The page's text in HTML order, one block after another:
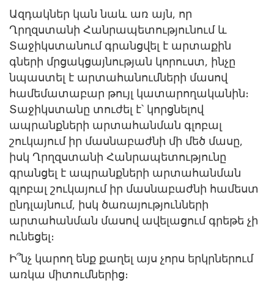
Ազդակներ կան նաև առ այն, որ
Ղրղզստանի Հանրապետությունում և
Տաջիկստանում գրանցվել է արտաքին
գների մրցակցայնության կորուստ, ինչը
նպաստել է արտահանումների մասով
համեմատաբար թույլ կատարողականին։
Տաջիկստանը տուժել է՝ կորցնելով
ապրանքների արտահանման գլոբալ
շուկայում իր մասնաբաժնի մի մեծ մասը,
իսկ Ղրղզստանի Հանրապետությունը
գրանցել է ապրանքների արտահանման
գլոբալ շուկայում իր մասնաբաժնի համեստ
ընդլայնում, իսկ ծառայությունների
արտահանման մասով ավելացում գրեթե չի
ունեցել։
Ի՞նչ կարող ենք քաղել այս չորս երկրներում
առկա միտումներից։